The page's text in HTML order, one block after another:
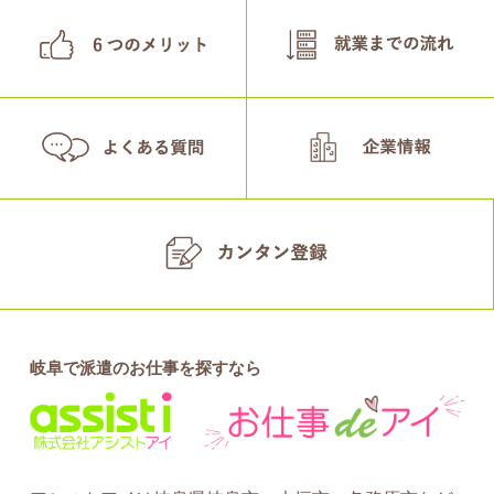
岐阜で派遣のお仕事を探すなら